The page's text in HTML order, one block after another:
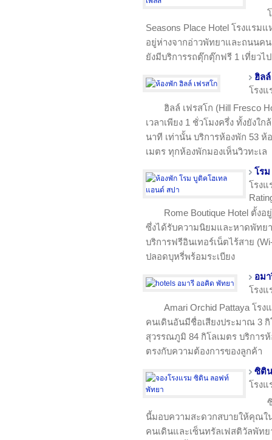
Seasons Place Hotel โรงแรม
อยู่ห่างจากอ่าวพัทยาและถนนค
ยังมีบริการรถตุ๊กตุ๊กฟรี 1 เที่ยวไ
ฮิลล์
โรง
ฮิลล์ เฟรสโก (Hill Fresco
เวลาเพียง 1 ชั่วโมงครึ่ง ทั้งยังใ
นาที เท่านั้น บริการห้องพัก 53
เมตร ทุกห้องพักมองเห็นวิวทะเล
โร
โรง
Rome Boutique Hotel ตั้ง
ซึ่งได้รับความนิยมและหาดพัทย
บริการฟรีอินเทอร์เน็ตไร้สาย
ปลอดบุหรี่พร้อมระเบียง
อม
โรง
Amari Orchid Pattaya โร
คนเดินอันมีชื่อเสียงประมาณ 3
สุวรรณภูมิ 84 กิโลเมตร บริการ
ตรงกับความต้องการของลูกค้า
ซิติ
โรง
นี้มอบความสะดวกสบายให้คุณใ
คนเดินและเซ็นทรัลเฟสติวัลพัท